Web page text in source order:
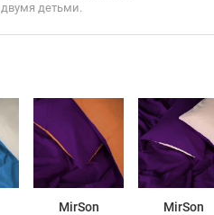
двумя детьми.
MirSon
MirSon